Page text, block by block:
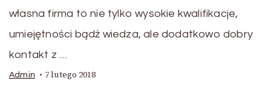
własna firma to nie tylko wysokie kwalifikacje,
umiejętności bądź wiedza, ale dodatkowo dobry
kontakt z …
Admin 7 lutego 2018